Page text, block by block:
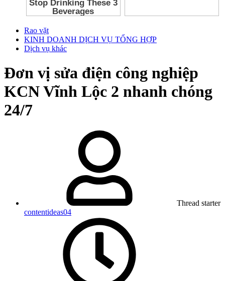
Rao vặt
KINH DOANH DỊCH VỤ TỔNG HỢP
Dịch vụ khác
Đơn vị sửa điện công nghiệp
KCN Vĩnh Lộc 2 nhanh chóng
24/7
Thread starter
contentideas04